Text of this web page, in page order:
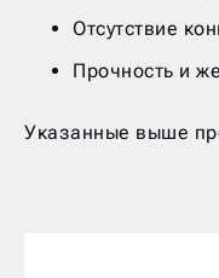
Отсутствие
Прочность и
Указанные выше